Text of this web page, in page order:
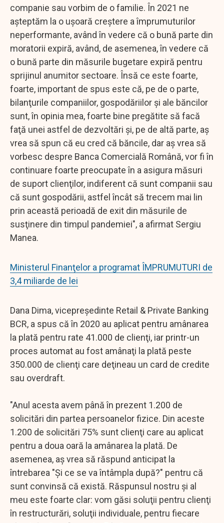
companie sau vorbim de o familie. În 2021 ne
aşteptăm la o uşoară creştere a împrumuturilor
neperformante, având în vedere că o bună parte din
moratorii expiră, având, de asemenea, în vedere că
o bună parte din măsurile bugetare expiră pentru
sprijinul anumitor sectoare. Însă ce este foarte,
foarte, important de spus este că, pe de o parte,
bilanţurile companiilor, gospodăriilor şi ale băncilor
sunt, în opinia mea, foarte bine pregătite să facă
faţă unei astfel de dezvoltări şi, pe de altă parte, aş
vrea să spun că eu cred că băncile, dar aş vrea să
vorbesc despre Banca Comercială Română, vor fi în
continuare foarte preocupate în a asigura măsuri
de suport clienţilor, indiferent că sunt companii sau
că sunt gospodării, astfel încât să trecem mai lin
prin această perioadă de exit din măsurile de
susţinere din timpul pandemiei", a afirmat Sergiu
Manea.
Ministerul Finanţelor a programat ÎMPRUMUTURI de
3,4 miliarde de lei
Dana Dima, vicepreşedinte Retail & Private Banking
BCR, a spus că în 2020 au aplicat pentru amânarea
la plată pentru rate 41.000 de clienţi, iar printr-un
proces automat au fost amânaţi la plată peste
350.000 de clienţi care deţineau un card de credite
sau overdraft.
"Anul acesta avem până în prezent 1.200 de
solicitări din partea persoanelor fizice. Din aceste
1.200 de solicitări 75% sunt clienţi care au aplicat
pentru a doua oară la amânarea la plată. De
asemenea, aş vrea să răspund anticipat la
întrebarea "Şi ce se va întâmpla după?" pentru că
sunt convinsă că există. Răspunsul nostru şi al
meu este foarte clar: vom găsi soluţii pentru clienţi
în restructurări, soluţii individuale, pentru fiecare